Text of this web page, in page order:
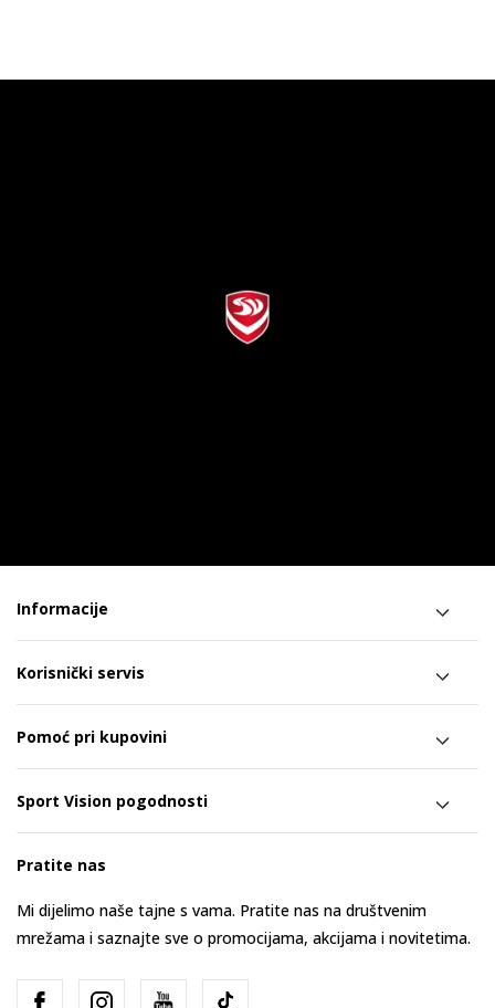
Informacije
Korisnički servis
Pomoć pri kupovini
Sport Vision pogodnosti
Pratite nas
Mi dijelimo naše tajne s vama. Pratite nas na društvenim
mrežama i saznajte sve o promocijama, akcijama i novitetima.